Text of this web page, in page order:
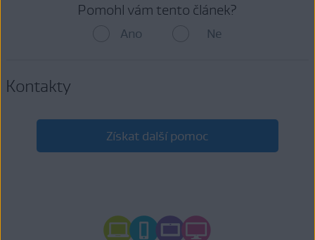
Pomohl vám tento článek?
Ano Ne
Kontakty
Získat další pomoc